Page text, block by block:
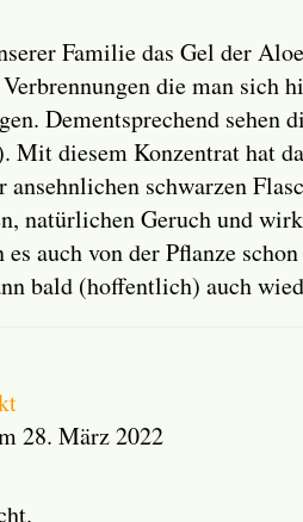
Familie das Gel der
die man
Dementsprechend sehen
Mit diesem Konzentrat hat
schwarzen
natürlichen Geruch und
auch von der Pflanze
bald (hoffentlich) auch
28. März 2022